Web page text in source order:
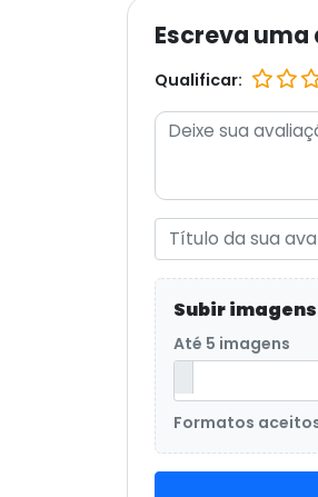
Escreva
Qualificar:
Subir imagens
Até 5 imagens
Formatos aceitos: